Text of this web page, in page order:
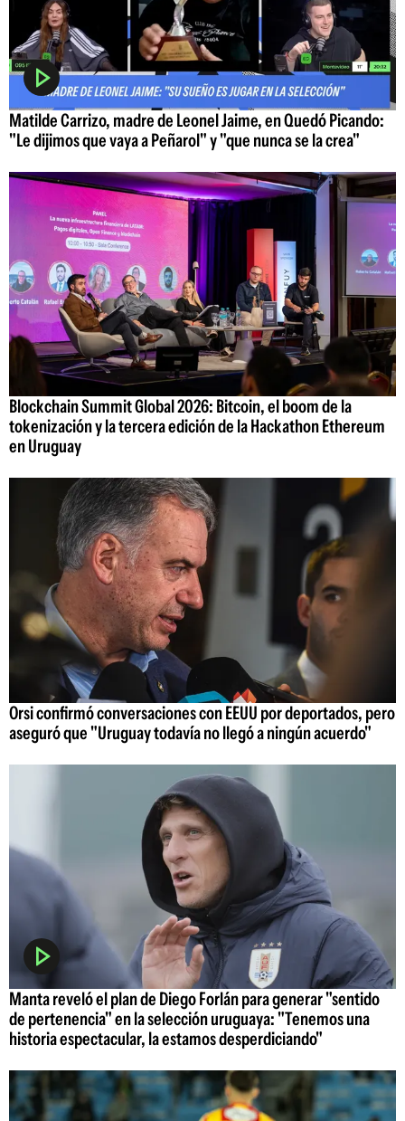
Matilde Carrizo, madre de Leonel Jaime, en Quedó Picando:
"Le dijimos que vaya a Peñarol" y "que nunca se la crea"
Blockchain Summit Global 2026: Bitcoin, el boom de la
tokenización y la tercera edición de la Hackathon Ethereum
en Uruguay
Orsi confirmó conversaciones con EEUU por deportados, pero
aseguró que "Uruguay todavía no llegó a ningún acuerdo"
Manta reveló el plan de Diego Forlán para generar "sentido
de pertenencia" en la selección uruguaya: "Tenemos una
historia espectacular, la estamos desperdiciando"